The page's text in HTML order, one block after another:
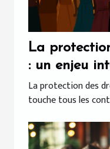
La
: un enjeu
La protection des
touche tous les